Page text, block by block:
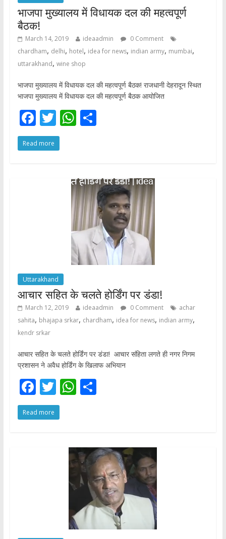
भाजपा मुख्यालय में विधायक दल की महत्वपूर्ण
बैठक!
March 14, 2019 ideaadmin
0 Comment
chardham, delhi, hotel, idea for news, indian army, mumbai,
uttarakhand, wine shop
भाजपा मुख्यालय में विधायक दल की महत्वपूर्ण बैठक! राजधानी देहरादून स्थित
भाजपा मुख्यालय में विधायक दल की महत्वपूर्ण बैठक आयोजित
F
ac
e
T
w
itt
W
A
p
p
S
Read more
Uttarakhand
आचार सहित के चलते होर्डिंग पर डंडा!
March 12, 2019 ideaadmin 0 Comment
achar
sahita, bhajapa srkar, chardham, idea for news, indian army,
kendr srkar
आचार सहित के चलते होर्डिंग पर डंडा! आचार संहिता लगते ही नगर निगम
प्रशासन ने अवैध होर्डिंग के खिलाफ अभियान
F
ac
e
T
w
itt
W
A
p
p
S
Read more